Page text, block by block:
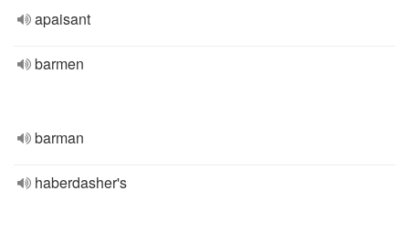
apaisant
barmen
barman
haberdasher's